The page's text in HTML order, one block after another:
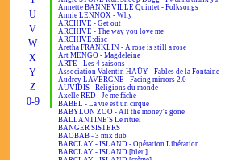
U
V
W
X
Y
Z
0-9
Annette BANNEVILLE Quintet - Folksongs
Annie LENNOX - Why
ARCHIVE - Get out
ARCHIVE - The way you love me
ARCHIVE:disc
Aretha FRANKLIN - A rose is still a rose
Art MENGO - Magdeleine
ARTE - Les 4 saisons
Association Valentin HAÜY - Fables de la Fontaine
Audrey LAVERGNE - Facing mirrors 2.0
AUVIDIS - Religions du monde
Axelle RED - Je me fâche
BABEL - La vie est un cirque
BABYLON ZOO - All the money's gone
BALLANTINE'S Le rituel
BANGER SISTERS
BAOBAB - 3 mix dub
BARCLAY - ISLAND - Opération Libération
BARCLAY - ISLAND [bleu]